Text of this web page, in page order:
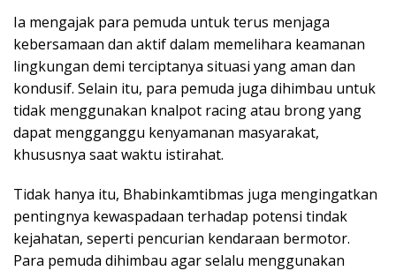
Ia mengajak para pemuda untuk terus menjaga
kebersamaan dan aktif dalam memelihara keamanan
lingkungan demi terciptanya situasi yang aman dan
kondusif. Selain itu, para pemuda juga dihimbau untuk
tidak menggunakan knalpot racing atau brong yang
dapat mengganggu kenyamanan masyarakat,
khususnya saat waktu istirahat.
Tidak hanya itu, Bhabinkamtibmas juga mengingatkan
pentingnya kewaspadaan terhadap potensi tindak
kejahatan, seperti pencurian kendaraan bermotor.
Para pemuda dihimbau agar selalu menggunakan